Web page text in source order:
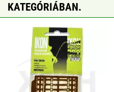
KATEGÓRIÁBAN.